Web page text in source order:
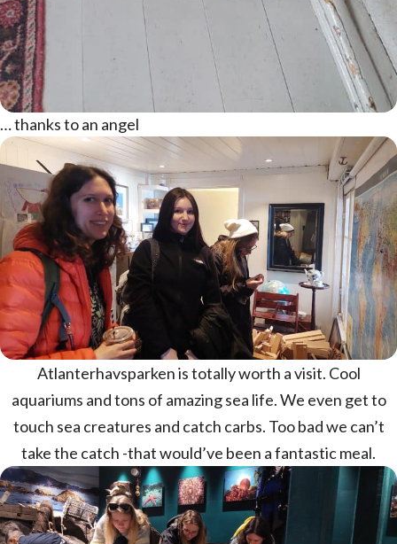
… thanks to an angel
Atlanterhavsparken is totally worth a visit. Cool
aquariums and tons of amazing sea life. We even get to
touch sea creatures and catch carbs. Too bad we can’t
take the catch -that would’ve been a fantastic meal.